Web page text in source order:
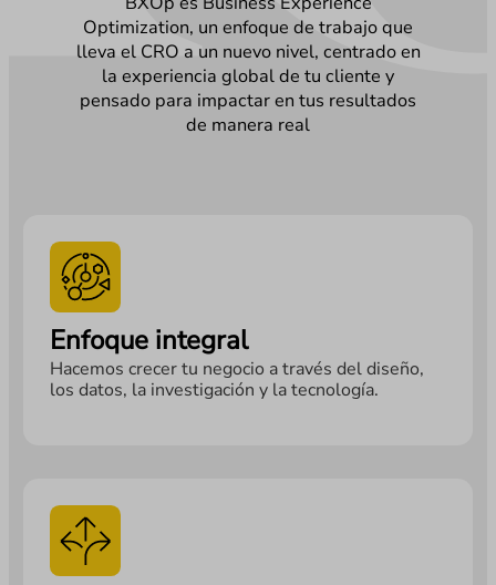
Optimization, un enfoque de trabajo que
lleva el CRO a un nuevo nivel, centrado en
la experiencia global de tu cliente y
pensado para impactar en tus resultados
de manera real
Enfoque integral
Hacemos crecer tu negocio a través del diseño,
los datos, la investigación y la tecnología.